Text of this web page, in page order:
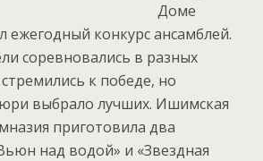
Доме
ежегодный конкурс ансамблей.
соревновались в разных
к победе, но
выбрало лучших. Ишимская
приготовила два
над водой» и «Звездная